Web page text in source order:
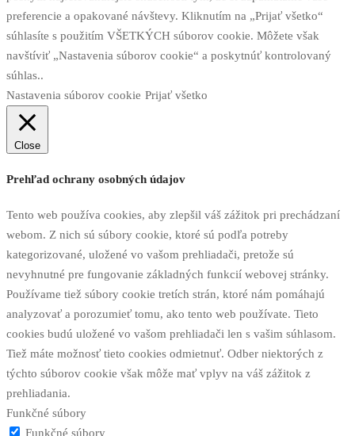
preferencie a opakované návštevy. Kliknutím na „Prijať všetko“
súhlasíte s použitím VŠETKÝCH súborov cookie. Môžete však
navštíviť „Nastavenia súborov cookie“ a poskytnúť kontrolovaný
súhlas..
Nastavenia súborov cookie Prijať všetko
Close
Prehľad ochrany osobných údajov
Tento web používa cookies, aby zlepšil váš zážitok pri prechádzaní
webom. Z nich sú súbory cookie, ktoré sú podľa potreby
kategorizované, uložené vo vašom prehliadači, pretože sú
nevyhnutné pre fungovanie základných funkcií webovej stránky.
Používame tiež súbory cookie tretích strán, ktoré nám pomáhajú
analyzovať a porozumieť tomu, ako tento web používate. Tieto
cookies budú uložené vo vašom prehliadači len s vašim súhlasom.
Tiež máte možnosť tieto cookies odmietnuť. Odber niektorých z
týchto súborov cookie však môže mať vplyv na váš zážitok z
prehliadania.
Funkčné súbory
Funkčné súbory